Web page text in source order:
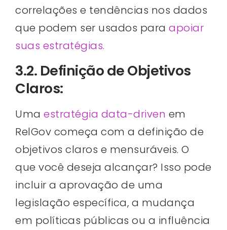
correlações e tendências nos dados
que podem ser usados para apoiar
suas estratégias.
3.2. Definição de Objetivos
Claros:
Uma estratégia data-driven em
RelGov começa com a definição de
objetivos claros e mensuráveis. O
que você deseja alcançar? Isso pode
incluir a aprovação de uma
legislação específica, a mudança
em políticas públicas ou a influência